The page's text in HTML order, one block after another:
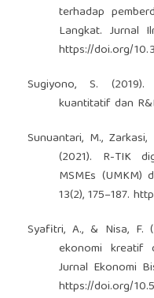
terhadap
Langkat. Jurnal
https://doi.org/
Sugiyono, S.
kuantitatif dan
Sunuantari, M.,
(2021). R-TIK
MSMEs (UMKM)
13(2), 175–187.
Syafitri, A., & Nisa, F.
ekonomi kreatif
Jurnal Ekonomi
https://doi.org/